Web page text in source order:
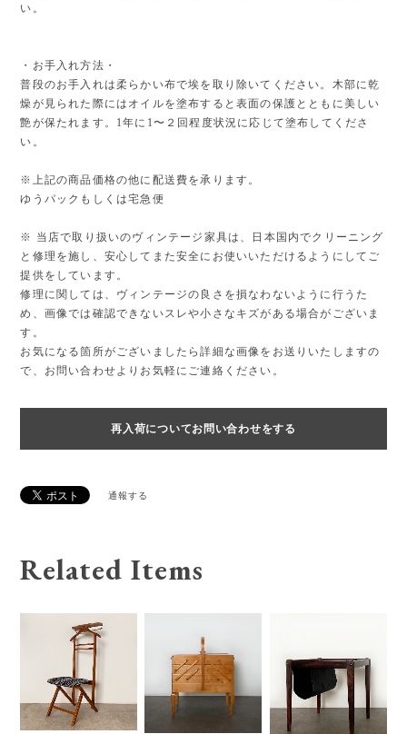
い。
・お手入れ方法・
普段のお手入れは柔らかい布で埃を取り除いてください。木部に乾
燥が見られた際にはオイルを塗布すると表面の保護とともに美しい
艶が保たれます。1年に1〜２回程度状況に応じて塗布してくださ
い。
※上記の商品価格の他に配送費を承ります。
ゆうパックもしくは宅急便
※ 当店で取り扱いのヴィンテージ家具は、日本国内でクリーニング
と修理を施し、安心してまた安全にお使いいただけるようにしてご
提供をしています。
修理に関しては、ヴィンテージの良さを損なわないように行うた
め、画像では確認できないスレや小さなキズがある場合がございま
す。
お気になる箇所がございましたら詳細な画像をお送りいたしますの
で、お問い合わせよりお気軽にご連絡ください。
再入荷についてお問い合わせをする
通報する
Related Items